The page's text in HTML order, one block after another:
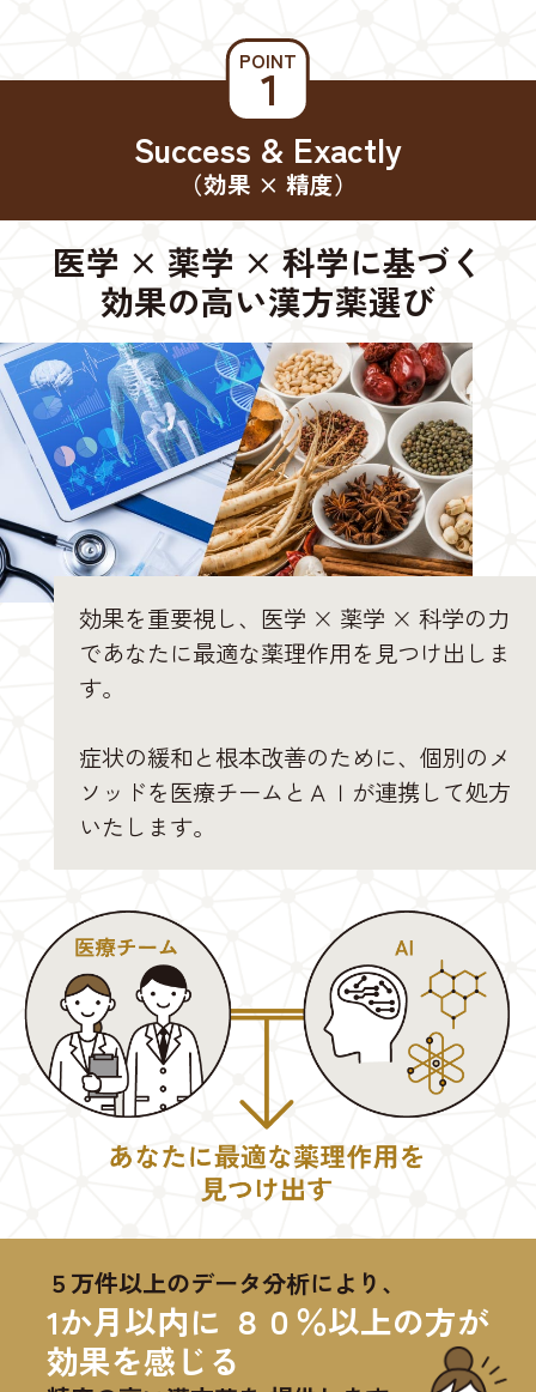
POINT
１
Success & Exactly
（効果 × 精度）
医学 × 薬学 × 科学に基づく
効果の高い漢方薬選び
効果を重要視し、医学 × 薬学 × 科学の力
であなたに最適な薬理作用を見つけ出しま
す。
症状の緩和と根本改善のために、個別のメ
ソッドを医療チームとＡＩが連携して処方
いたします。
５万件以上のデータ分析により、
1か月以内に ８０％以上の方が
効果を感じる